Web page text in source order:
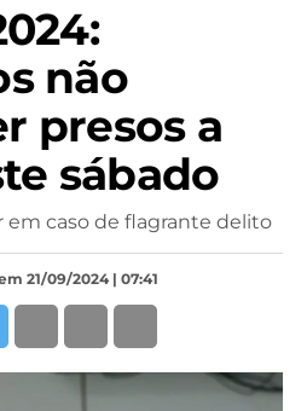
não
presos a
sábado
em caso de flagrante delito
21/09/2024 | 07:41